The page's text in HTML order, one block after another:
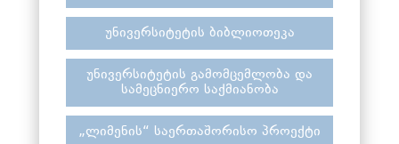
უნივერსიტეტის ბიბლიოთეკა
უნივერსიტეტის გამომცემლობა და
სამეცნიერო საქმიანობა
„ლიმენის“ საერთაშორისო პროექტი